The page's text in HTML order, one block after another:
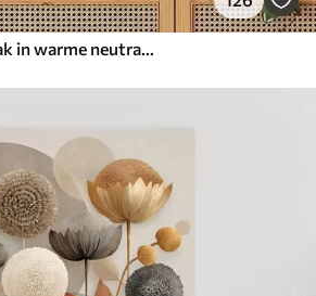
Reliefcirkels en een tak in warme neutrale tinten